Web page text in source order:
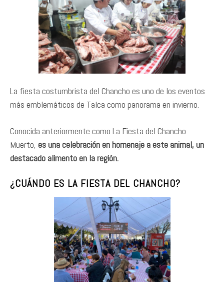
La fiesta costumbrista del Chancho es uno de los eventos
más emblemáticos de Talca como panorama en invierno.
Conocida anteriormente como La Fiesta del Chancho
Muerto, es una celebración en homenaje a este animal, un
destacado alimento en la región.
¿CUÁNDO ES LA FIESTA DEL CHANCHO?